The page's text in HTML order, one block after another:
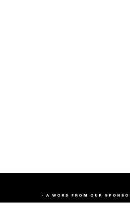
- A WORD FROM OUR